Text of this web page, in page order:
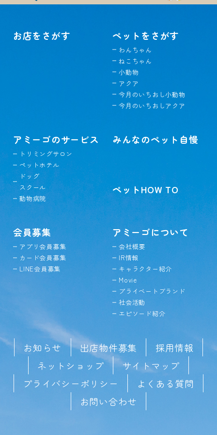
お店をさがす ペットをさがす
わんちゃん
ねこちゃん
小動物
アクア
今月のいちおし小動物
今月のいちおしアクア
アミーゴのサービス
トリミングサロン
ペットホテル
ドッグ
スクール
動物病院
みんなのペット自慢
ペットHOW TO
会員募集
アプリ会員募集
カード会員募集
LINE会員募集
アミーゴについて
会社概要
IR情報
キャラクター紹介
Movie
プライベートブランド
社会活動
エピソード紹介
お知らせ 出店物件募集
採用情報
ネットショップ
サイトマップ
プライバシーポリシー
よくある質問
お問い合わせ